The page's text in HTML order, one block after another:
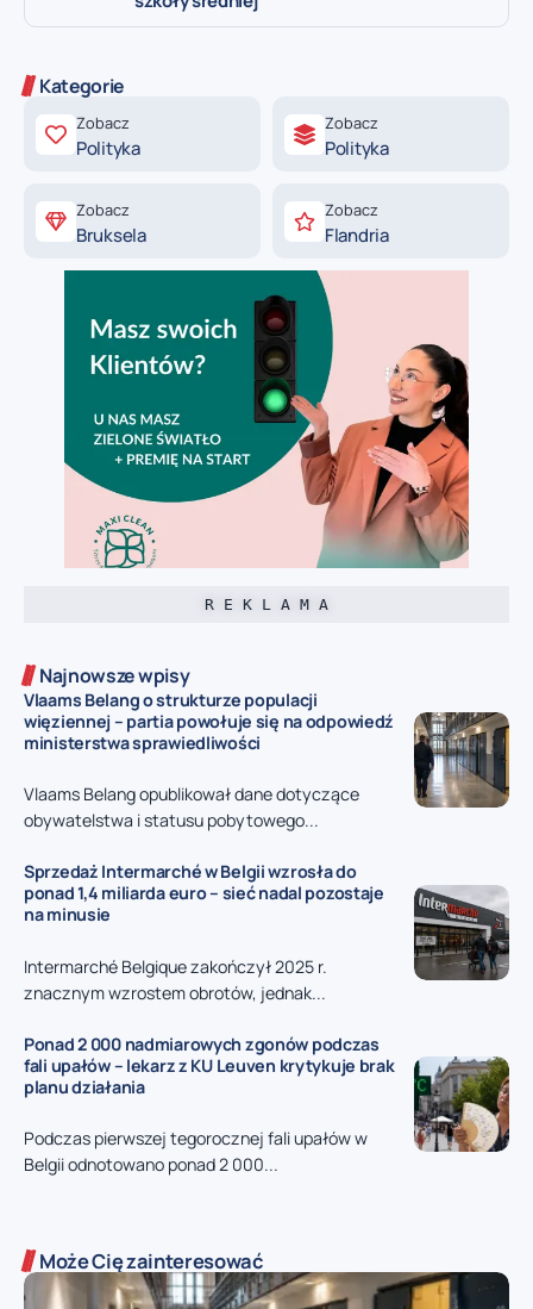
Kategorie
Zobacz
Polityka
Zobacz
Polityka
Zobacz
Bruksela
Zobacz
Flandria
R E K L A M A
Najnowsze wpisy
Vlaams Belang o strukturze populacji
więziennej – partia powołuje się na odpowiedź
ministerstwa sprawiedliwości
Vlaams Belang opublikował dane dotyczące
obywatelstwa i statusu pobytowego...
Sprzedaż Intermarché w Belgii wzrosła do
ponad 1,4 miliarda euro – sieć nadal pozostaje
na minusie
Intermarché Belgique zakończył 2025 r.
znacznym wzrostem obrotów, jednak...
Ponad 2 000 nadmiarowych zgonów podczas
fali upałów – lekarz z KU Leuven krytykuje brak
planu działania
Podczas pierwszej tegorocznej fali upałów w
Belgii odnotowano ponad 2 000...
Może Cię zainteresować